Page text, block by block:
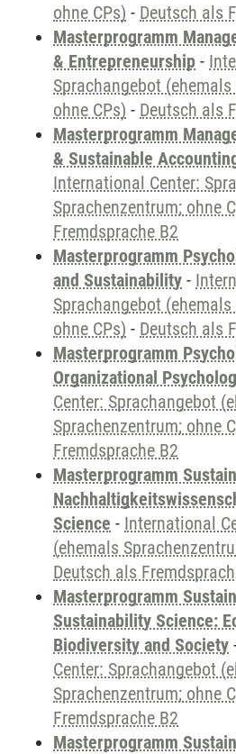
ohne CPs) - Deutsch als
Masterprogramm
& Entrepreneurship -
Sprachangebot
ohne CPs) - Deutsch als
Masterprogramm
& Sustainable
International Center:
Sprachenzentrum; ohne
Fremdsprache B2
Masterprogramm
and Sustainability -
Sprachangebot
ohne CPs) - Deutsch als
Masterprogramm
Organizational
Center: Sprachangebot
Sprachenzentrum; ohne
Fremdsprache B2
Masterprogramm
Science - International
(ehemals
Deutsch als
Masterprogramm
Sustainability Science:
Biodiversity and Society
Center: Sprachangebot
Sprachenzentrum; ohne
Fremdsprache B2
Masterprogramm